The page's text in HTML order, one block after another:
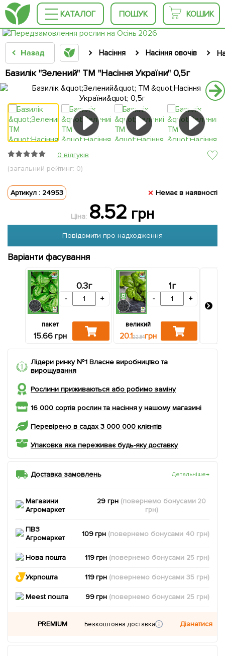
КАТАЛОГ ПОШУК КОШИК
Назад Насіння Насіння овочів
Базилік "Зелений" ТМ "Насіння України" 0,5г
0 відгуків
(загальний рейтинг: 0)
Артикул : 24953 Немає в наявності
Ціна: 8.52 грн
Повідомити про надходження
Варіанти фасування
0.3г
- +
пакет
15.66 грн
1г
- +
великий
20.122.84грн
Лідери ринку №1 Власне виробництво та
вирощування
Рослини приживаються або робимо заміну
16 000 сортів рослин та насіння у нашому магазині
Перевірено в садах 3 000 000 клієнтів
Упаковка яка переживає будь-яку доставку
Доставка замовлень Детальніше→
Магазини
Агромаркет
29 грн (повернемобонусами 20
грн)
ПВЗ
Агромаркет
109 грн (повернемо бонусами 40 грн)
Нова пошта 119 грн (повернемо бонусами 25 грн)
Укрпошта 119 грн (повернемо бонусами35 грн)
Meest пошта 99 грн (повернемо бонусами 25 грн)
PREMIUM Безкоштовна доставка Дізнатися